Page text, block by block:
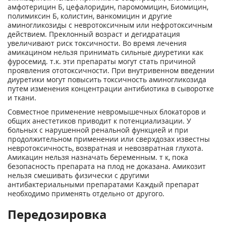
амфотерицин Б, цефалоридин, паромомицин, Биомицин,
полимиксин Б, колистин, ванкомицин и другие
аминогликозиды с невротоксичным или нефротоксичным
действием. Преклонный возраст и дегидратация
увеличивают риск токсичности. Во время лечения
амикацином нельзя принимать сильные диуретики как
фуросемид. т.к. эти препараты могут стать причиной
проявления ототоксичности. При внутривенном введении
диуретики могут повысить токсичность аминогликозида
путем изменения концентрации антибиотика в сыворотке
и ткани.
Совместное применение невромышечных блокаторов и
общих анестетиков приводит к потенциализации. У
больных с нарушенной ренальной функцией и при
продолжительном применении или сверхдозах известны
невротоксичность, возвратная и невозвратная глухота.
Амикацин нельзя назначать беременным. т к, пока
безопасность препарата на плод не доказана. Амикозит
нельзя смешивать физически с другими
антибактериальными препаратами Каждый препарат
необходимо применять отдельно от другого.
Передозировка